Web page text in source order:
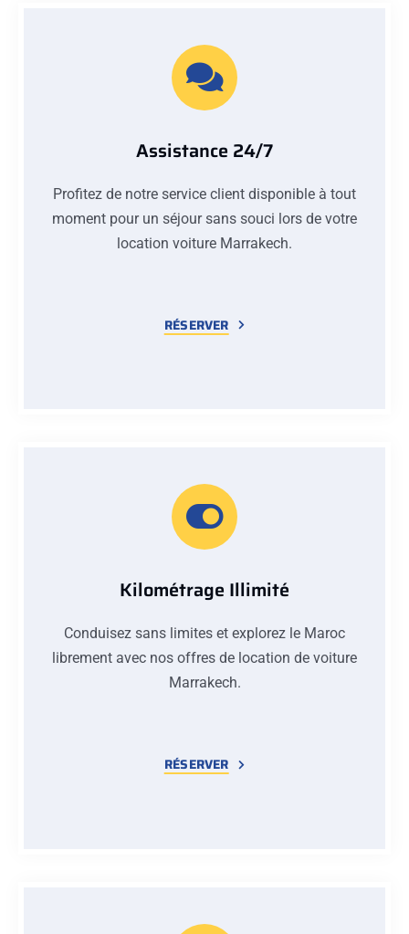
Assistance 24/7
Profitez de notre service client disponible à tout
moment pour un séjour sans souci lors de votre
location voiture Marrakech.
RÉSERVER
Kilométrage Illimité
Conduisez sans limites et explorez le Maroc
librement avec nos offres de location de voiture
Marrakech.
RÉSERVER